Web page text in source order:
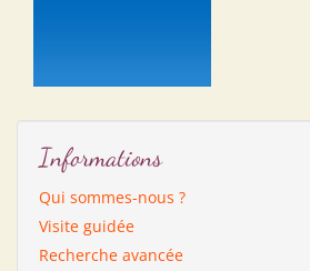
Informations
Qui sommes-nous ?
Visite guidée
Recherche avancée